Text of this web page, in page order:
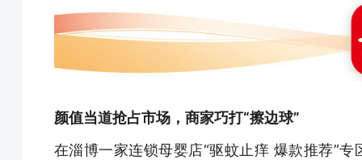
颜值当道抢占市场，商家巧打“擦边球”
在淄博一家连锁母婴店“驱蚊止痒 爆款推荐”